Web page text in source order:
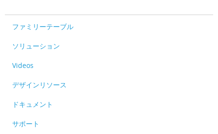
ファミリーテーブル
ソリューション
Videos
デザインリソース
ドキュメント
サポート